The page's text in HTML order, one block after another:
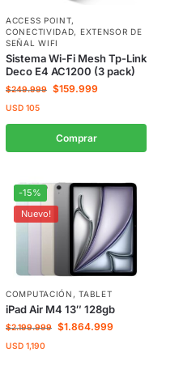
ACCESS POINT,
CONECTIVIDAD, EXTENSOR DE
SEÑAL WIFI
Sistema Wi-Fi Mesh Tp-Link
Deco E4 AC1200 (3 pack)
$249.999 $159.999
USD 105
Comprar
-15%
Nuevo!
COMPUTACIÓN ,TABLET
iPad Air M4 13″ 128gb
$2.199.999 $1.864.999
USD 1,190